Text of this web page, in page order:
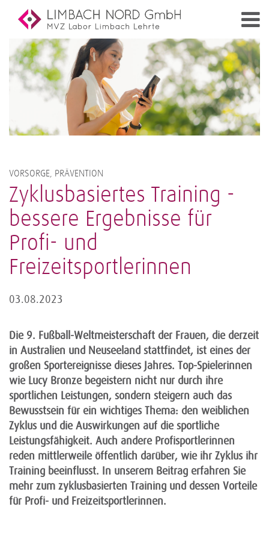
VORSORGE, PRÄVENTION
Zyklusbasiertes Training -
bessere Ergebnisse für
Profi- und
Freizeitsportlerinnen
03.08.2023
Die 9. Fußball-Weltmeisterschaft der Frauen, die derzeit
in Australien und Neuseeland stattfindet, ist eines der
großen Sportereignisse dieses Jahres. Top-Spielerinnen
wie Lucy Bronze begeistern nicht nur durch ihre
sportlichen Leistungen, sondern steigern auch das
Bewusstsein für ein wichtiges Thema: den weiblichen
Zyklus und die Auswirkungen auf die sportliche
Leistungsfähigkeit. Auch andere Profisportlerinnen
reden mittlerweile öffentlich darüber, wie ihr Zyklus ihr
Training beeinflusst. In unserem Beitrag erfahren Sie
mehr zum zyklusbasierten Training und dessen Vorteile
für Profi- und Freizeitsportlerinnen.